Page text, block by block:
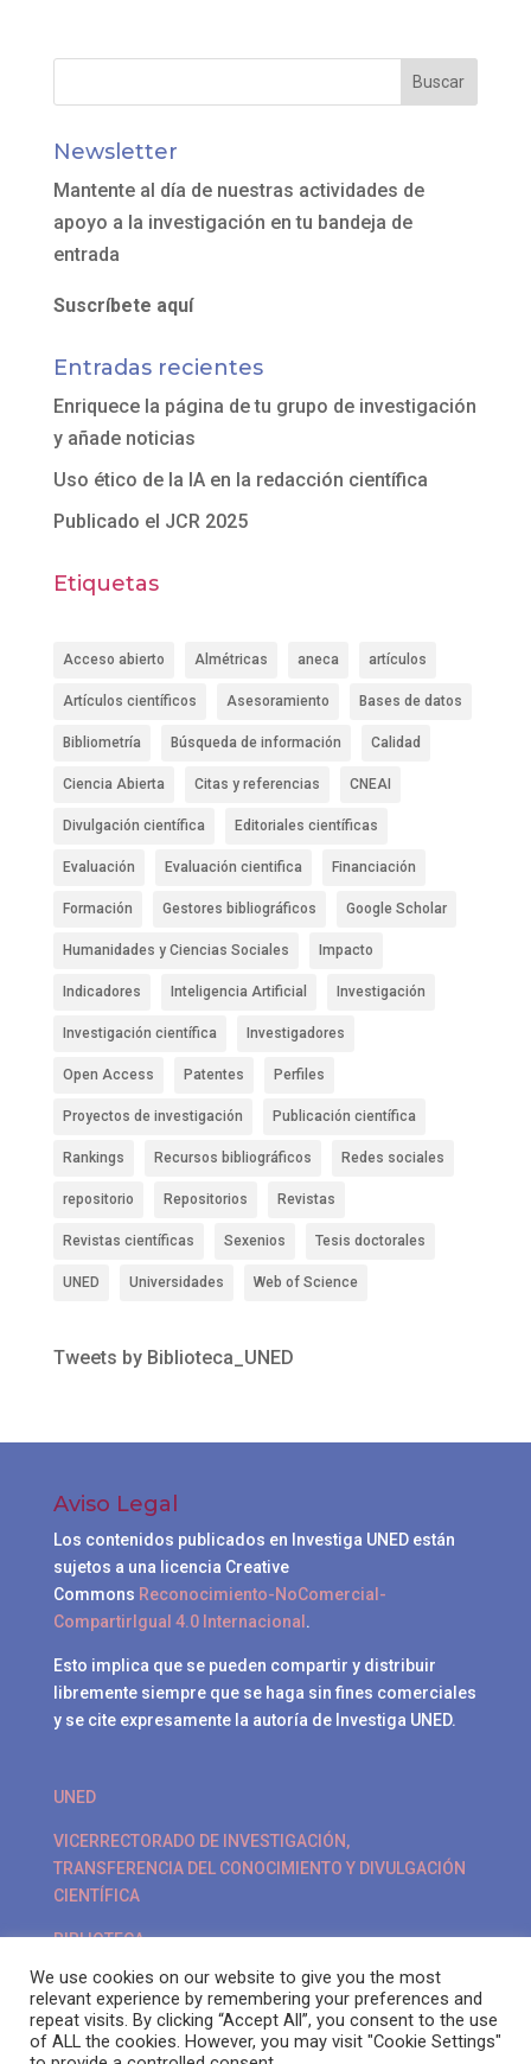
Newsletter
Mantente al día de nuestras actividades de
apoyo a la investigación en tu bandeja de
entrada
Suscríbete aquí
Entradas recientes
Enriquece la página de tu grupo de investigación
y añade noticias
Uso ético de la IA en la redacción científica
Publicado el JCR 2025
Etiquetas
Acceso abierto Almétricas aneca artículos
Artículos científicos Asesoramiento Bases de datos
Bibliometría Búsqueda de información Calidad
Ciencia Abierta Citas y referencias CNEAI
Divulgación científica Editoriales científicas
Evaluación Evaluación cientifica Financiación
Formación Gestores bibliográficos Google Scholar
Humanidades y Ciencias Sociales Impacto
Indicadores Inteligencia Artificial Investigación
Investigación científica Investigadores
Open Access Patentes Perfiles
Proyectos de investigación Publicación científica
Rankings Recursos bibliográficos Redes sociales
repositorio Repositorios Revistas
Revistas científicas Sexenios Tesis doctorales
UNED Universidades Web of Science
Tweets by Biblioteca_UNED
Aviso Legal
Los contenidos publicados en Investiga UNED están
sujetos a una licencia Creative
Commons Reconocimiento-NoComercial-
CompartirIgual 4.0 Internacional .
Esto implica que se pueden compartir y distribuir
libremente siempre que se haga sin fines comerciales
y se cite expresamente la autoría de Investiga UNED.
UNED
VICERRECTORADO DE INVESTIGACIÓN,
TRANSFERENCIA DEL CONOCIMIENTO Y DIVULGACIÓN
CIENTÍFICA
BIBLIOTECA
POLÍTICA DE PRIVACIDAD
We use cookies on our website to give you the most
relevant experience by remembering your preferences and
repeat visits. By clicking “Accept All”, you consent to the use
of ALL the cookies. However, you may visit "Cookie Settings"